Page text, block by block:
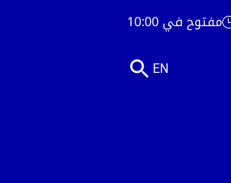
مفتوح في 10:00
EN